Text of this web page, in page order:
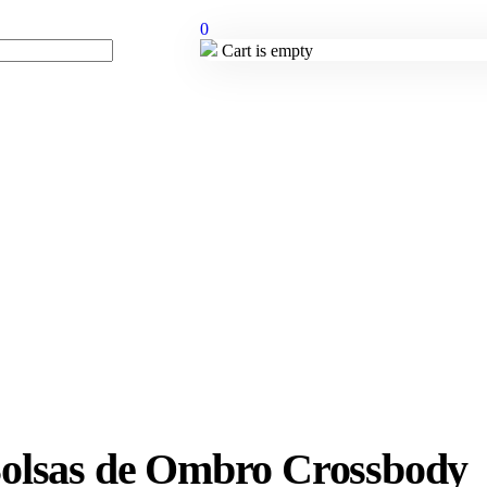
0
Cart is empty
de Ombro Crossbody